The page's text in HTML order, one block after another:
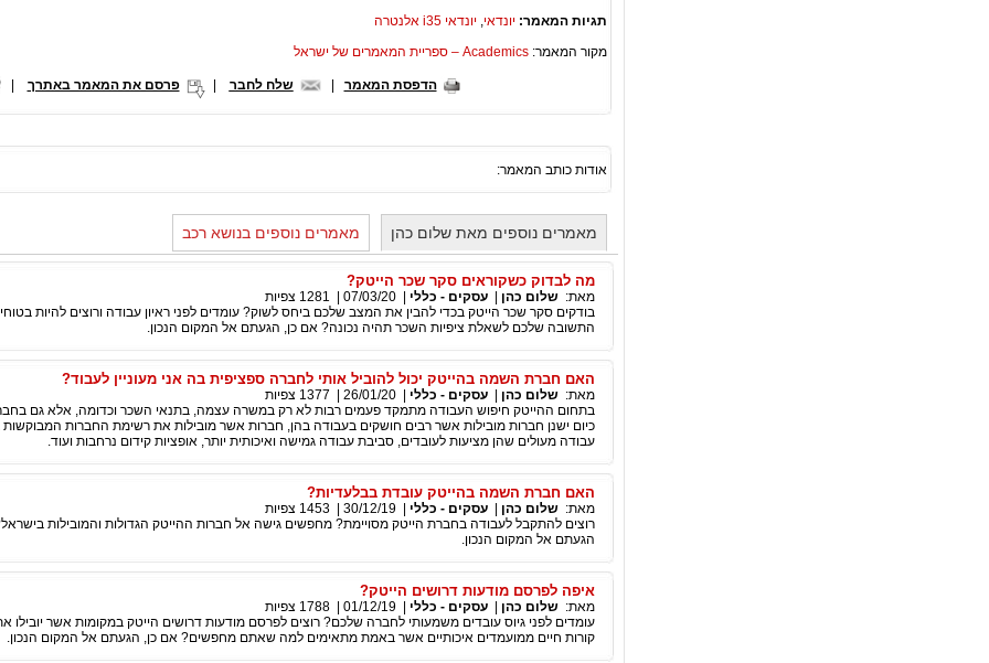
תגיות המאמר: יונדאי, יונדאי i35 אלנטרה
מקור המאמר: Academics – ספריית המאמרים של ישראל
הדפסת המאמר שלח לחבר פרסם את המאמר באתרך |
אודות כותב המאמר:
מאמרים נוספים מאת שלום כהן מאמרים נוספים בנושא רכב
מה לבדוק כשקוראים סקר שכר הייטק?
מאת: שלום כהן עסקים - כללי 07/03/20
1281 צפיות
בודקים סקר שכר הייטק בכדי להבין את המצב שלכם ביחס לשוק? עומדים לפני ראיון עבודה ורוצים להיות
התשובה שלכם לשאלת ציפיות השכר תהיה נכונה? אם כן, הגעתם אל המקום הנכון.
האם חברת השמה בהייטק יכול להוביל אותי לחברה ספציפית בה אני מעוניין לעבוד?
מאת: שלום כהן עסקים - כללי 26/01/20
1377 צפיות
בתחום ההייטק חיפוש העבודה מתמקד פעמים רבות לא רק במשרה עצמה, בתנאי השכר וכדומה, אלא גם
כיום ישנן חברות מובילות אשר רבים חושקים בעבודה בהן, חברות אשר מובילות את רשימת החברות המבוקשות
עבודה מעולים שהן מציעות לעובדים, סביבת עבודה גמישה ואיכותית יותר, אופציות קידום נרחבות ועוד.
האם חברת השמה בהייטק עובדת בבלעדיות?
מאת: שלום כהן עסקים - כללי 30/12/19
1453 צפיות
רוצים להתקבל לעבודה בחברת הייטק מסויימת? מחפשים גישה אל חברות ההייטק הגדולות והמובילות
הגעתם אל המקום הנכון.
איפה לפרסם מודעות דרושים הייטק?
מאת: שלום כהן עסקים - כללי 01/12/19
1788 צפיות
עומדים לפני גיוס עובדים משמעותי לחברה שלכם? רוצים לפרסם מודעות דרושים הייטק במקומות אשר יובילו
קורות חיים ממועמדים איכותיים אשר באמת מתאימים למה שאתם מחפשים? אם כן, הגעתם אל המקום הנכון.